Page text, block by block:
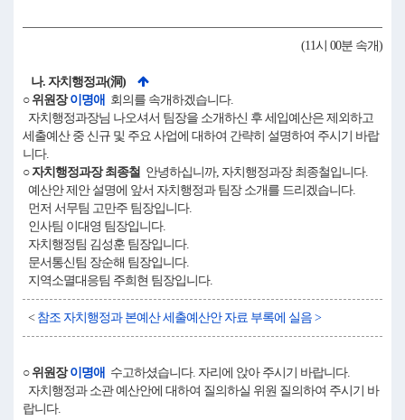
(11시 00분 속개)
나. 자치행정과(洞)
○ 위원장이명애 회의를 속개하겠습니다.
자치행정과장님 나오셔서 팀장을 소개하신 후 세입예산은 제외하고
세출예산 중 신규 및 주요 사업에 대하여 간략히 설명하여 주시기 바랍
니다.
○ 자치행정과장 최종철 안녕하십니까, 자치행정과장 최종철입니다.
예산안 제안 설명에 앞서 자치행정과 팀장 소개를 드리겠습니다.
먼저 서무팀 고만주 팀장입니다.
인사팀 이대영 팀장입니다.
자치행정팀 김성훈 팀장입니다.
문서통신팀 장순해 팀장입니다.
지역소멸대응팀 주희현 팀장입니다.
< 참조 자치행정과 본예산 세출예산안 자료 부록에 실음 >
○ 위원장이명애 수고하셨습니다. 자리에 앉아 주시기 바랍니다.
자치행정과 소관 예산안에 대하여 질의하실 위원 질의하여 주시기 바
랍니다.